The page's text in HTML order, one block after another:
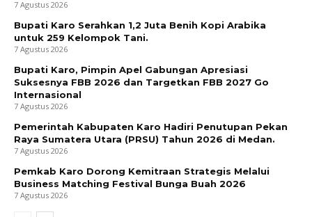
7 Agustus 2026
Bupati Karo Serahkan 1,2 Juta Benih Kopi Arabika
untuk 259 Kelompok Tani.
7 Agustus 2026
Bupati Karo, Pimpin Apel Gabungan Apresiasi
Suksesnya FBB 2026 dan Targetkan FBB 2027 Go
Internasional
7 Agustus 2026
Pemerintah Kabupaten Karo Hadiri Penutupan Pekan
Raya Sumatera Utara (PRSU) Tahun 2026 di Medan.
7 Agustus 2026
Pemkab Karo Dorong Kemitraan Strategis Melalui
Business Matching Festival Bunga Buah 2026
7 Agustus 2026